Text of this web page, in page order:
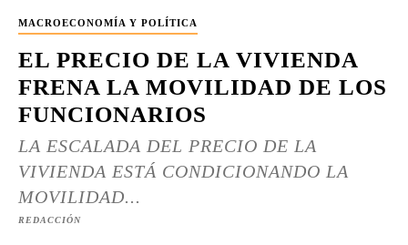
MACROECONOMÍA Y POLÍTICA
EL PRECIO DE LA VIVIENDA
FRENA LA MOVILIDAD DE LOS
FUNCIONARIOS
LA ESCALADA DEL PRECIO DE LA
VIVIENDA ESTÁ CONDICIONANDO LA
MOVILIDAD...
REDACCIÓN